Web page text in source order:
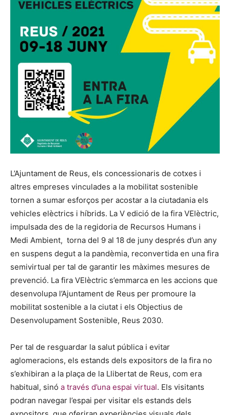
L’Ajuntament de Reus, els concessionaris de cotxes i
altres empreses vinculades a la mobilitat sostenible
tornen a sumar esforços per acostar a la ciutadania els
vehicles elèctrics i híbrids. La V edició de la fira VElèctric,
impulsada des de la regidoria de Recursos Humans i
Medi Ambient, torna del 9 al 18 de juny després d’un any
en suspens degut a la pandèmia, reconvertida en una fira
semivirtual per tal de garantir les màximes mesures de
prevenció. La fira VElèctric s’emmarca en les accions que
desenvolupa l’Ajuntament de Reus per promoure la
mobilitat sostenible a la ciutat i els Objectius de
Desenvolupament Sostenible, Reus 2030.
Per tal de resguardar la salut pública i evitar
aglomeracions, els estands dels expositors de la fira no
s’exhibiran a la plaça de la Llibertat de Reus, com era
habitual, sinó a través d’una espai virtual. Els visitants
podran navegar l’espai per visitar els estands dels